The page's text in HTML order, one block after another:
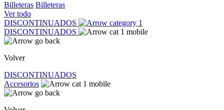
Billeteras Billeteras
Ver todo
DISCONTINUADOS
DISCONTINUADOS
Volver
DISCONTINUADOS
Accesorios